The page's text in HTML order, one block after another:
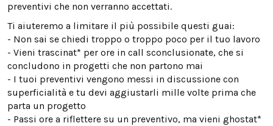
preventivi che non verranno accettati.
Ti aiuteremo a limitare il più possibile questi guai:
- Non sai se chiedi troppo o troppo poco per il tuo lavoro
- Vieni trascinat* per ore in call sconclusionate, che si
concludono in progetti che non partono mai
- I tuoi preventivi vengono messi in discussione con
superficialità e tu devi aggiustarli mille volte prima che
parta un progetto
- Passi ore a riflettere su un preventivo, ma vieni ghostat*